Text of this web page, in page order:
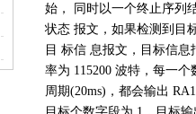
始， 同时以一个终止序列
状态 报文，如果检测到目
目 标信 息报文，目标信
率为 115200 波特，每一
周期(20ms)，都会输出